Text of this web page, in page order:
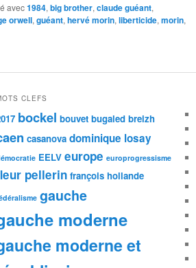
avec1984, big brother, claude guéant,
orwell, guéant, hervé morin, liberticide, morin,
CLEFS
bockel bouvet bugaled breizh
casanova dominique losay
EELV europe europrogressisme
pellerin françois hollande
gauche
moderne
moderne et